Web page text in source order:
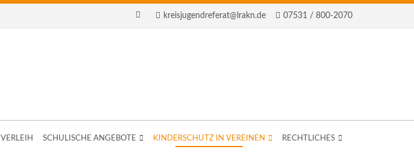
kreisjugendreferat@lrakn.de 07531 / 800-2070
VERLEIH SCHULISCHE ANGEBOTE KINDERSCHUTZ IN VEREINEN RECHTLICHES